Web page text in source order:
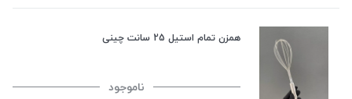
همزن تمام استیل 25 سانت چینی
ناموجود